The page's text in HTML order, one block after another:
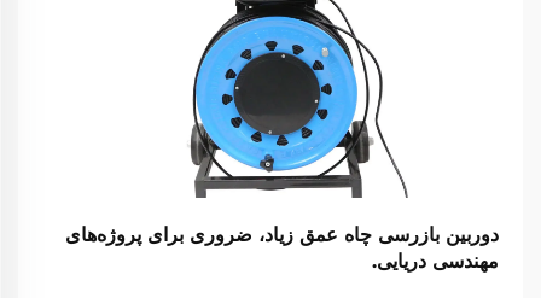
دوربین بازرسی چاه عمق زیاد، ضروری برای پروژه‌های
مهندسی دریایی.